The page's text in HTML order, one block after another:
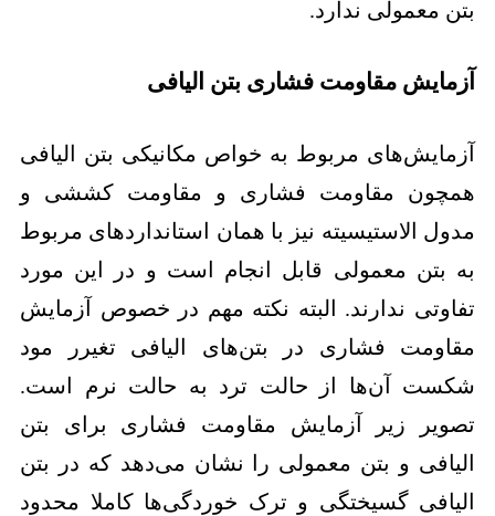
بتن معمولی ندارد.
آزمایش مقاومت فشاری بتن الیافی
آزمایش‌های مربوط به خواص مکانیکی بتن الیافی
همچون مقاومت فشاری و مقاومت کششی و
مدول الاستیسیته نیز با همان استانداردهای مربوط
به بتن معمولی قابل انجام است و در این مورد
تفاوتی ندارند. البته نکته مهم در خصوص آزمایش
مقاومت فشاری در بتن‌های الیافی تغیرر مود
شکست آن‌ها از حالت ترد به حالت نرم است.
تصویر زیر آزمایش مقاومت فشاری برای بتن
الیافی و بتن معمولی را نشان می‌دهد که در بتن
الیافی گسیختگی و ترک خوردگی‌ها کاملا محدود